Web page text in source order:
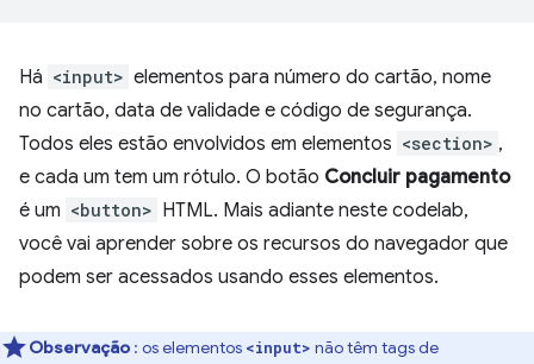
Há <input> elementos para número do cartão, nome
no cartão, data de validade e código de segurança.
Todos eles estão envolvidos em elementos <section> ,
e cada um tem um rótulo. O botão Concluir pagamento
é um <button> HTML. Mais adiante neste codelab,
você vai aprender sobre os recursos do navegador que
podem ser acessados usando esses elementos.
Observação : os elementos <input> não têm tags de